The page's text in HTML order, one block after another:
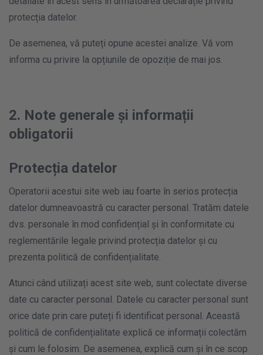
protecția datelor.
De asemenea, vă puteți opune acestei analize. Vă vom
informa cu privire la opțiunile de opoziție de mai jos.
2. Note generale și informații
obligatorii
Protecția datelor
Operatorii acestui site web iau foarte în serios protecția
datelor dumneavoastră cu caracter personal. Tratăm datele
dvs. personale în mod confidențial și în conformitate cu
reglementările legale privind protecția datelor și cu
prezenta politică de confidențialitate.
Atunci când utilizați acest site web, sunt colectate diverse
date cu caracter personal. Datele cu caracter personal sunt
orice date prin care puteți fi identificat personal. Această
politică de confidențialitate explică ce informații colectăm
și cum le folosim. De asemenea, explică cum și în ce scop